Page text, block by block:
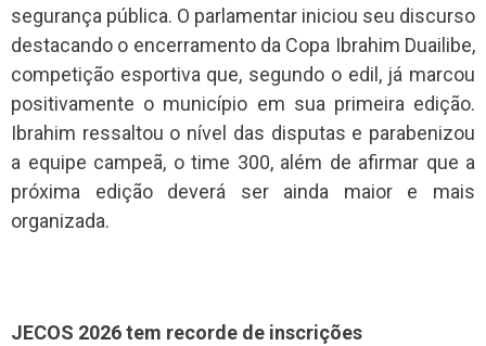
segurança pública. O parlamentar iniciou seu discurso
destacando o encerramento da Copa Ibrahim Duailibe,
competição esportiva que, segundo o edil, já marcou
positivamente o município em sua primeira edição.
Ibrahim ressaltou o nível das disputas e parabenizou
a equipe campeã, o time 300, além de afirmar que a
próxima edição deverá ser ainda maior e mais
organizada.
JECOS 2026 tem recorde de inscrições